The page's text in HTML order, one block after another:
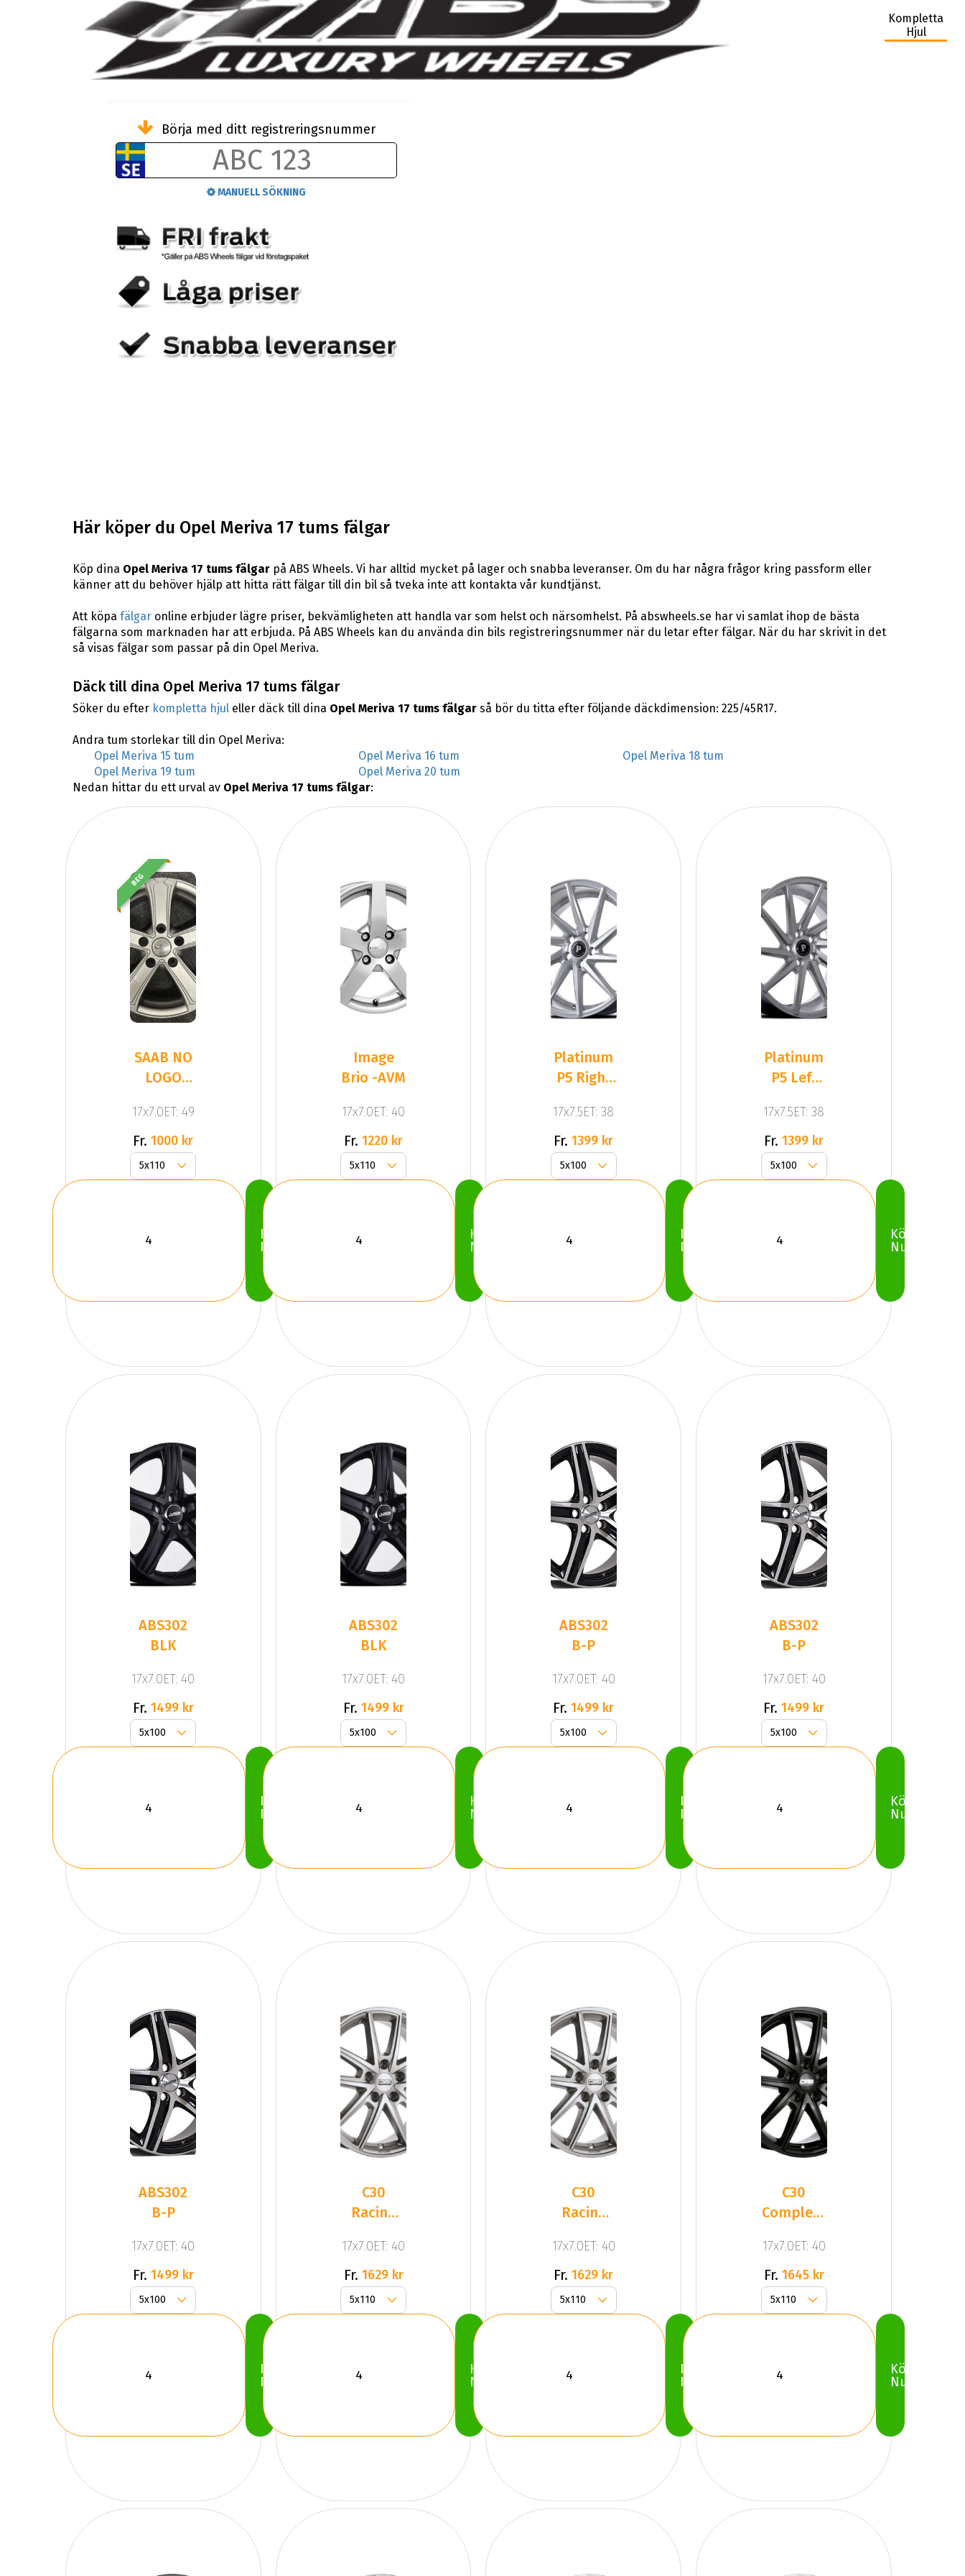
Kompletta
Hjul
Börja med ditt registreringsnummer
MANUELL SÖKNING
Här köper du Opel Meriva 17 tums fälgar
Köp dina Opel Meriva 17 tums fälgarpå ABS Wheels. Vi har alltid mycket på lager och snabba leveranser. Om du har några frågor kring passform eller
känner att du behöver hjälp att hitta rätt fälgar till din bil så tveka inte att kontakta vår kundtjänst.
Att köpa fälgaronline erbjuder lägre priser, bekvämligheten att handla var som helst och närsomhelst. På abswheels.se har vi samlat ihop de bästa
fälgarna som marknaden har att erbjuda. På ABS Wheels kan du använda din bils registreringsnummer när du letar efter fälgar. När du har skrivit in det
så visas fälgar som passar på din Opel Meriva.
Däck till dina Opel Meriva 17 tums fälgar
Söker du efter kompletta hjuleller däck till dina Opel Meriva 17 tums fälgarså bör du titta efter följande däckdimension: 225/45R17.
Andra tum storlekar till din Opel Meriva:
Opel Meriva 15 tum
Opel Meriva 16 tum
Opel Meriva 18 tum
Opel Meriva 19 tum
Opel Meriva 20 tum
Nedan hittar du ett urval av Opel Meriva 17 tums fälgar:
BEG
SAAB NO
LOGO
FÄLG -
BEG
17x7.0ET: 49
Fr. 1000 kr
Köp
Nu
Image
Brio -AVM
17x7.0ET: 40
Fr. 1220 kr
Köp
Nu
Platinum
P5 Right
17x7.5ET: 38
Fr. 1399 kr
Köp
Nu
Platinum
P5 Left
17x7.5ET: 38
Fr. 1399 kr
Köp
Nu
ABS302
BLK
17x7.0ET: 40
Fr. 1499 kr
Köp
Nu
ABS302
BLK
17x7.0ET: 40
Fr. 1499 kr
Köp
Nu
ABS302
B-P
17x7.0ET: 40
Fr. 1499 kr
Köp
Nu
ABS302
B-P
17x7.0ET: 40
Fr. 1499 kr
Köp
Nu
ABS302
B-P
17x7.0ET: 40
Fr. 1499 kr
Köp
Nu
C30
Racing
17x7.0ET: 40
Fr. 1629 kr
Köp
Nu
C30
Racing
17x7.0ET: 40
Fr. 1629 kr
Köp
Nu
C30
Complete
Gloss
17x7.0ET: 40
Fr. 1645 kr
Köp
Nu